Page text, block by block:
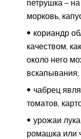
петрушка –
морковь,
кориандр
качеством,
около него
вскапывания;
чабрец
томатов,
урожаи
ромашка или